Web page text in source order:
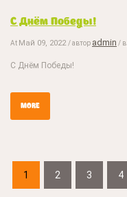
С Днём Победы!
At Май 09, 2022 / автор admin / в
С Днём Победы!
MORE
1 2 3 4